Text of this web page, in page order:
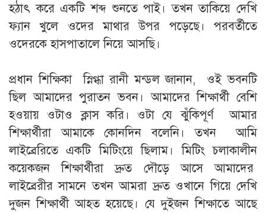
হঠাৎ করে একটি শব্দ শুনতে পাই। তখন তাকিয়ে দেখি
ফ্যান খুলে ওদের মাথার উপর পড়েছে। পরবর্তীতে
ওদেরকে হাসপাতালে নিয়ে আসছি।
‎প্রধান শিক্ষিকা স্নিগ্ধা রানী মন্ডল জানান, ওই ভবনটি
ছিল আমাদের পুরাতন ভবন। আমাদের শিক্ষার্থী বেশি
হওয়ায় ওটাও ক্লাস করি। ওটা যে ঝুঁকিপূর্ণ আমার
শিক্ষার্থীরা আমাকে কোনদিন বলেনি। তখন আমি
লাইব্রেরিতে একটি মিটিংয়ে ছিলাম। মিটিং চলাকালীন
কয়েকজন শিক্ষার্থীরা দ্রুত দৌড়ে আসে আমাদের
লাইব্রেরীর সামনে তখন আমরা দ্রুত ওখানে গিয়ে দেখি
দুজন শিক্ষার্থী আহত হয়েছে। যে দুইজন শিক্ষাতে আছে